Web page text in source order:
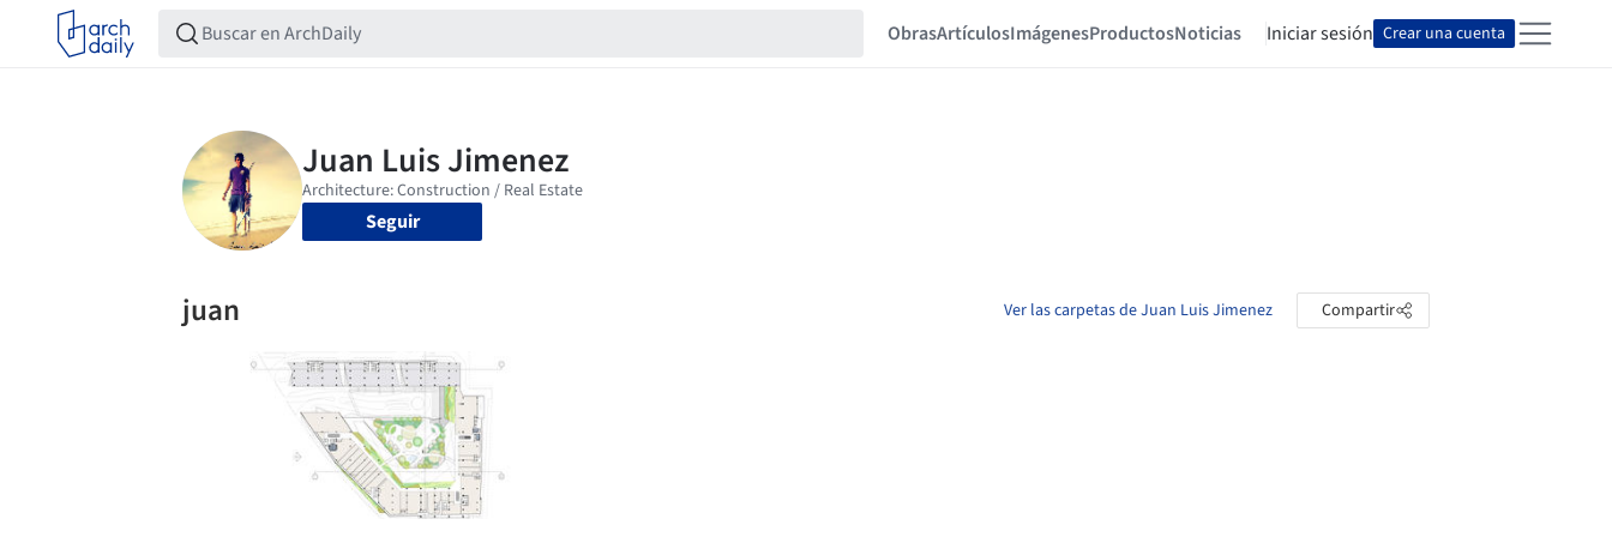
ObrasArtículosImágenesProductosNoticias Iniciar sesión Crear una cuenta
Seguir
juan Ver las carpetas de Juan Luis Jimenez Compartir